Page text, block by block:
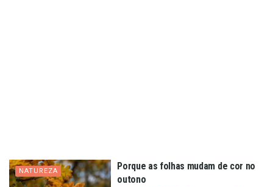
NATUREZA
Porque as folhas mudam de cor no
outono